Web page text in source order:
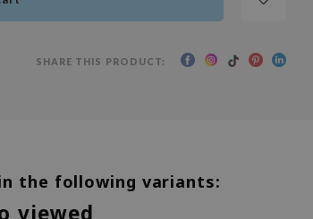
SHARE THIS PRODUCT:
the following variants: